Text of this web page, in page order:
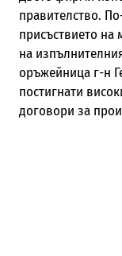
правителство.
присъствието на
на
оръжейница г-н
постигнати
договори за